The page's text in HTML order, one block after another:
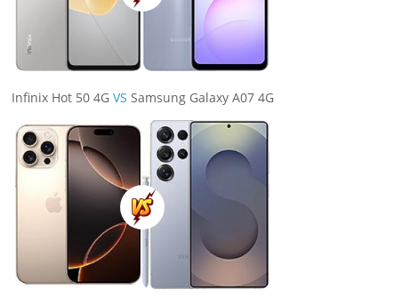
Infinix Hot 50 4G VS Samsung Galaxy A07 4G